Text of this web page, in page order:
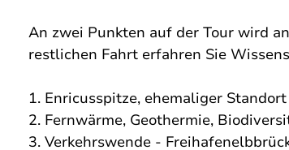
An zwei Punkten auf der Tour wird
restlichen Fahrt erfahren Sie
1. Enricusspitze, ehemaliger
2. Fernwärme, Geothermie,
3. Verkehrswende -